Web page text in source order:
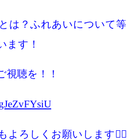
は？ふれあいについて等
ます！
視聴を！！
よろしくお願いします🙇‍♀️